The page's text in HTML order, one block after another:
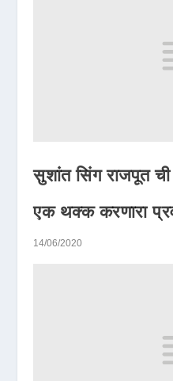
सुशांत सिंग राजपूत ची
एक थक्क करणारा
14/06/2020